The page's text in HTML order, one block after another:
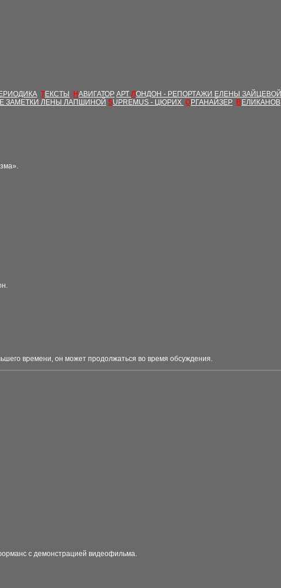
ЕРИОДИКА ТЕКСТЫ Н АВИГАТОР АРТ ЛОНДОН - РЕПОРТАЖИ ЕЛЕНЫ ЗАЙЦЕВОЙ
ЗАМЕТКИ ЛЕНЫ ЛАПШИНОЙ SUPREMUS - ЦЮРИХ ОРГАНАЙЗЕР В ЕЛИКАНОВ
времени, он может продолжаться во время обсуждения.
с демонстрацией видеофильма.